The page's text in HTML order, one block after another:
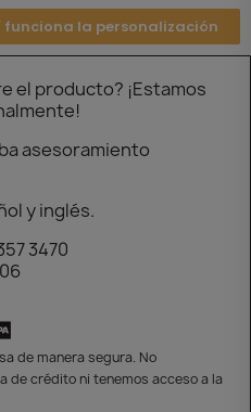
funciona la personalización
el producto? ¡Estamos
asesoramiento
y inglés.
3470
de manera segura. No
de crédito ni tenemos acceso a la